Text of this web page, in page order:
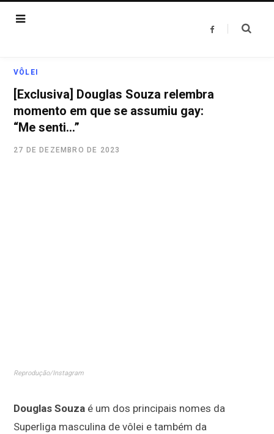
F
VÔLEI
[Exclusiva] Douglas Souza relembra
momento em que se assumiu gay:
“Me senti…”
27 DE DEZEMBRO DE 2023
Reprodução/Instagram
Douglas Souza é um dos principais nomes da
Superliga masculina de vôlei e também da